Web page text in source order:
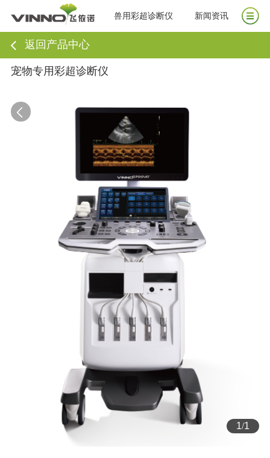
兽用彩超诊断仪 新闻资讯
返回产品中心
宠物专用彩超诊断仪
1/1